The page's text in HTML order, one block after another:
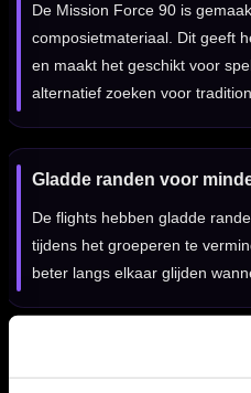
De Mission Force 90 is
composietmateriaal. Dit geeft
en maakt het geschikt voor
alternatief zoeken voor
Gladde randen voor
De flights hebben gladde
tijdens het groeperen te
beter langs elkaar glijden